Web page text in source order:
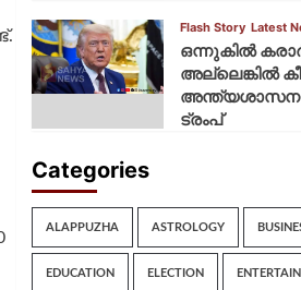
Flash Story Latest
ഒന്നുകില്‍
അല്ലെങ്കില്‍
ട്രംപ്
Categories
ALAPPUZHA ASTROLOGY
EDUCATION ELECTION